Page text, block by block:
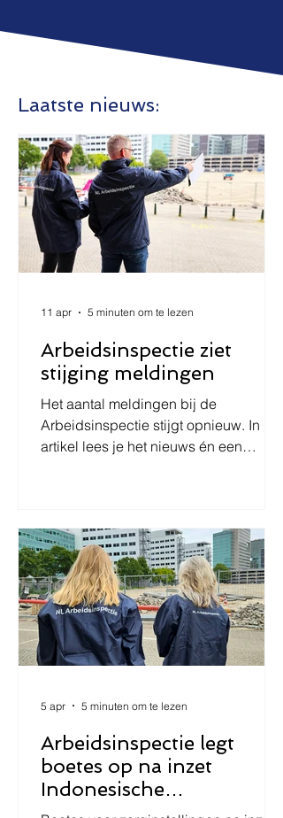
Laatste nieuws:
Arbeidsinspectie ziet
stijging meldingen
Het aantal meldingen bij de
Arbeidsinspectie stijgt opnieuw. In dit
artikel lees je het nieuws én een
11 apr 5 minuten om te lezen
Arbeidsinspectie legt
boetes op na inzet
Indonesische
zorgstudenten
5 apr 5 minuten om te lezen